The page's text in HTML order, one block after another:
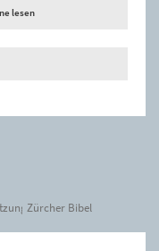
lesen
Zürcher Bibel